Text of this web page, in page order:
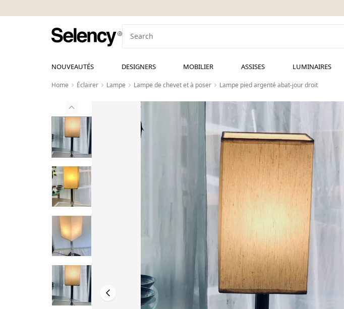
NOUVEAUTÉS DESIGNERS MOBILIER ASSISES LUMINAIRES
Home Éclairer Lampe Lampe de chevet et à poser Lampe pied argenté abat-jour droit